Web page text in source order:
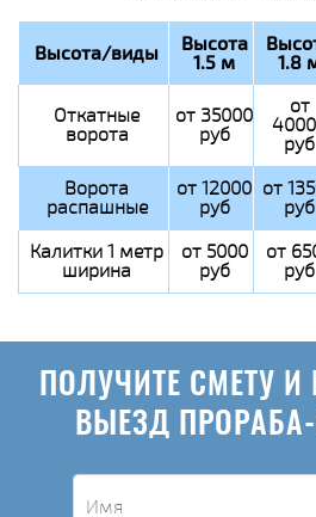
Высота/виды Высота
1.5 м 1.8
Откатные
ворота
от 35000
руб
от
руб
Ворота
распашные
от 12000
руб
от
руб
Калитки 1 метр
ширина
от 5000
руб
от
руб
ПОЛУЧИТЕ СМЕТУ
ВЫЕЗД